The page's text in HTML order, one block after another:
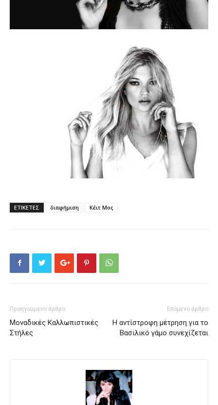
ΕΤΙΚΕΤΕΣ διαφήμιση Κέιτ Μος
Προηγούμενο άρθρο
Μοναδικές Καλλωπιστικές
Στήλες
Επόμενο άρθρο
Η αντίστροφη μέτρηση για το
Βασιλικό γάμο συνεχίζεται